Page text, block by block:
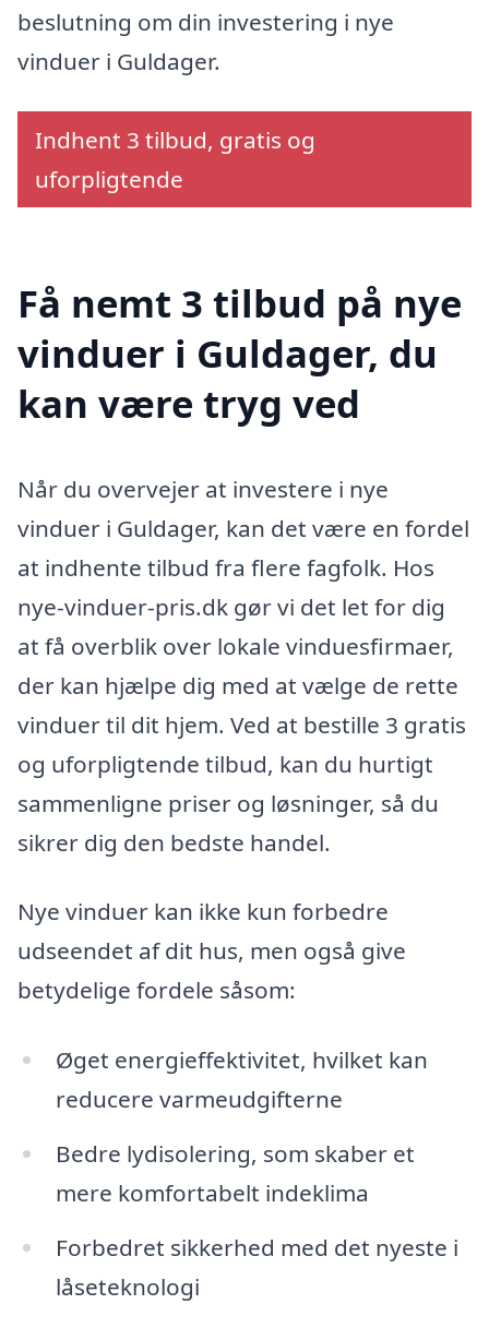
beslutning om din investering i nye
vinduer i Guldager.
Indhent 3 tilbud, gratis og
uforpligtende
Få nemt 3 tilbud på nye
vinduer i Guldager, du
kan være tryg ved
Når du overvejer at investere i nye
vinduer i Guldager, kan det være en fordel
at indhente tilbud fra flere fagfolk. Hos
nye-vinduer-pris.dk gør vi det let for dig
at få overblik over lokale vinduesfirmaer,
der kan hjælpe dig med at vælge de rette
vinduer til dit hjem. Ved at bestille 3 gratis
og uforpligtende tilbud, kan du hurtigt
sammenligne priser og løsninger, så du
sikrer dig den bedste handel.
Nye vinduer kan ikke kun forbedre
udseendet af dit hus, men også give
betydelige fordele såsom:
Øget energieffektivitet, hvilket kan
reducere varmeudgifterne
Bedre lydisolering, som skaber et
mere komfortabelt indeklima
Forbedret sikkerhed med det nyeste i
låseteknologi